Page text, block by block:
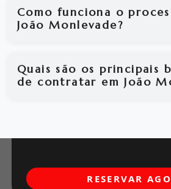
Como funciona o processo
João Monlevade?
Quais são os principais
de contratar em
RESERVAR